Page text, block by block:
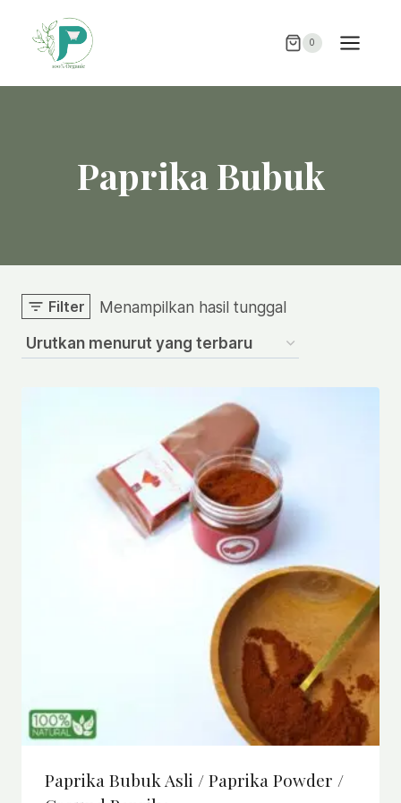
content
0
Paprika Bubuk
Filter Menampilkan hasil tunggal
Paprika Bubuk Asli / Paprika Powder /